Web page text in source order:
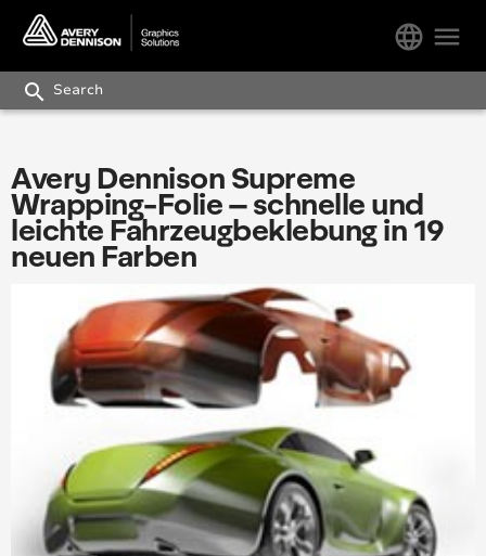
menu
language
search
Avery Dennison Supreme
Wrapping-Folie – schnelle und
leichte Fahrzeugbeklebung in 19
neuen Farben